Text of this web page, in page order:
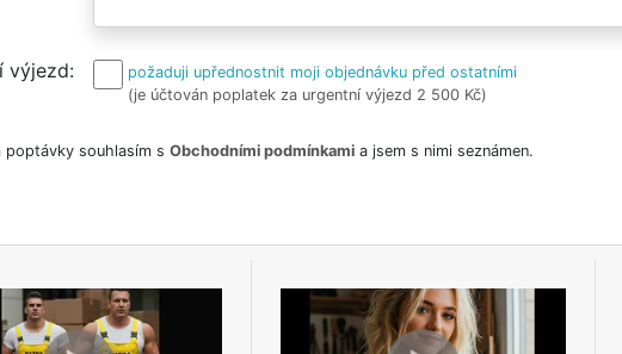
výjezd
požaduji upřednostnit moji objednávku před ostatními
(je účtován poplatek za urgentní výjezd 2 500 Kč)
poptávky souhlasím s Obchodními podmínkamia jsem s nimi seznámen.